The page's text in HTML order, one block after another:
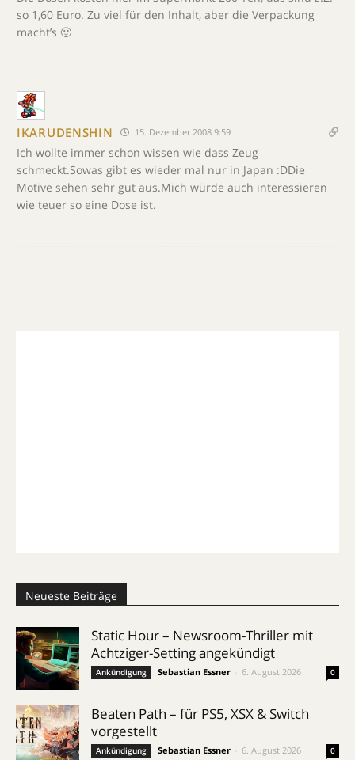
so 1,60 Euro. Zu viel für den Inhalt, aber die Verpackung
macht’s 🙂
IKARUDENSHIN 15. Dezember 2008 9:59
Ich wollte immer schon wissen wie dass Zeug
schmeckt.Sowas gibt es wieder mal nur in Japan :DDie
Motive sehen sehr gut aus.Mich würde auch interessieren
wie teuer so eine Dose ist.
Neueste Beiträge
Static Hour – Newsroom-Thriller mit
Achtziger-Setting angekündigt
Ankündigung Sebastian Essner 6. August 2026 0
Beaten Path – für PS5, XSX & Switch
vorgestellt
Ankündigung Sebastian Essner 6. August 2026 0